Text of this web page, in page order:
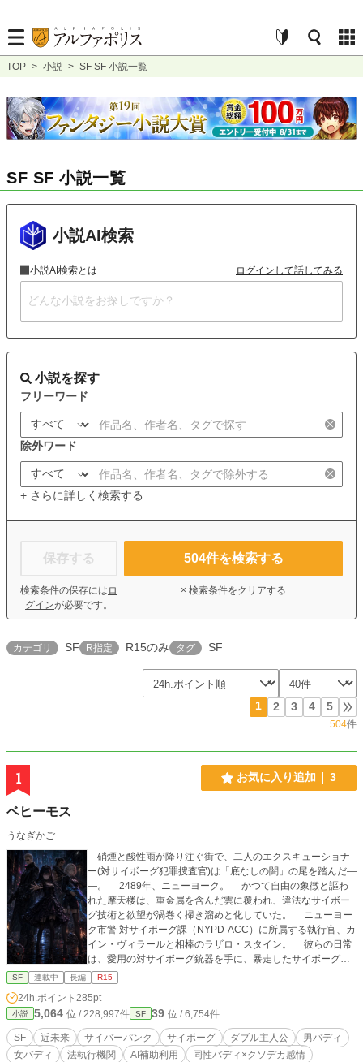
TOP > 小説 > SF SF 小説一覧
SF SF 小説一覧
小説AI検索
小説AI検索とは ログインして話してみる
小説を探す
フリーワード
除外ワード
+ さらに詳しく検索する
保存する
検索条件の保存には ロ
グインが必要です。
504件を検索する
× 検索条件をクリアする
カテゴリ SF R指定 R15のみ タグ SF
1 2 3 4 5
504件
1 お気に入り追加 3
ベヒーモス
うなぎかご
硝煙と酸性雨が降り注ぐ街で、二人のエクスキューショナ
ー(対サイボーグ犯罪捜査官)は「底なしの闇」の尾を踏んだ―
―。 2489年、ニューヨーク。 かつて自由の象徴と謳わ
れた摩天楼は、重金属を含んだ雲に覆われ、違法なサイボー
グ技術と欲望が渦巻く掃き溜めと化していた。 ニューヨー
ク市警 対サイボーグ課（NYPD-ACC）に所属する執行官、カ
イン・ヴィラールと相棒のラザロ・スタイン。 彼らの日常
は、愛用の対サイボーグ銃器を手に、暴走したサイボーグ犯
罪者を冷徹に処理すること。 ある夜、不自然な三人家族の
遺体の取扱いをした時、その死体に不吉なパズルのピースを
見つけ出す。 そして、軍用プロトタイプの殺傷パーツをつ
けた若い女サイボーグ。 そして、それら事件の背後に見え
隠れするのは世界最恐の巨大組織の影。 致死性のドラッ
グ、軍の横流し兵器、そして街を裏から支配する巨大マフィ
SF 連載中 長編 R15
24h.ポイント 285pt
小説 5,064 位 / 228,997件 SF 39 位 / 6,754件
SF 近未来 サイバーパンク サイボーグ ダブル主人公
男バディ
女バディ
法執行機関 AI補助利用 同性バディ×クソデカ感情